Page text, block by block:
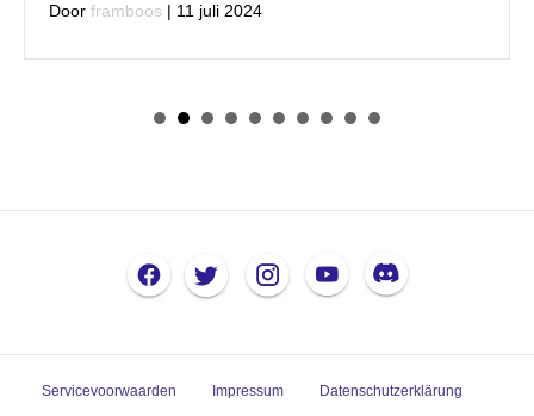
Door framboos | 11 juli 2024
Servicevoorwaarden Impressum Datenschutzerklärung